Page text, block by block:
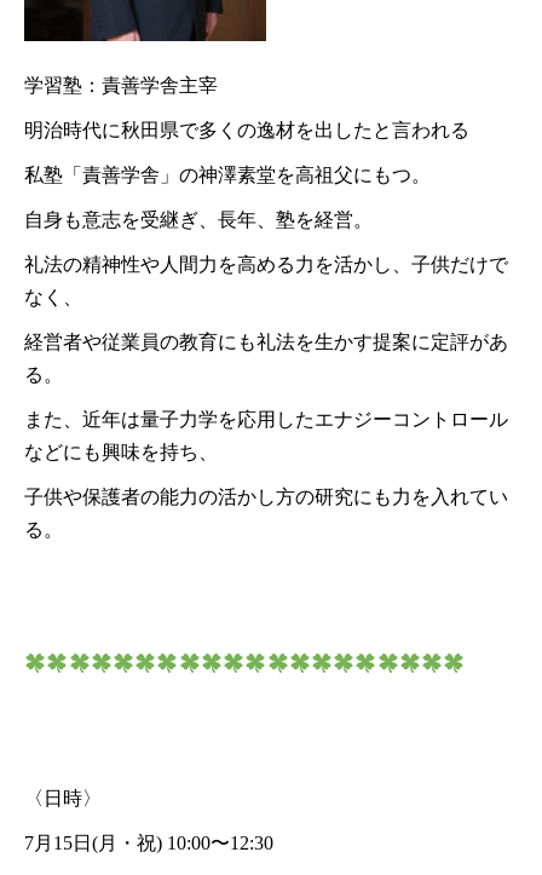
学習塾：責善学舎主宰
明治時代に秋田県で多くの逸材を出したと言われる
私塾「責善学舎」の神澤素堂を高祖父にもつ。
自身も意志を受継ぎ、長年、塾を経営。
礼法の精神性や人間力を高める力を活かし、子供だけで
なく、
経営者や従業員の教育にも礼法を生かす提案に定評があ
る。
また、近年は量子力学を応用したエナジーコントロール
などにも興味を持ち、
子供や保護者の能力の活かし方の研究にも力を入れてい
る。
〈日時〉
7月15日(月・祝) 10:00〜12:30